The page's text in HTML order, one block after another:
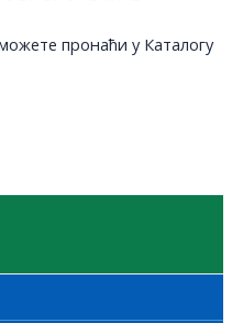
пронаћи у Каталогу